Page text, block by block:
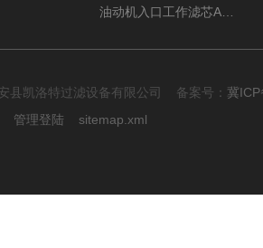
县凯洛特过滤设备有限公司 备案号： 冀
管理登陆 sitemap.xml